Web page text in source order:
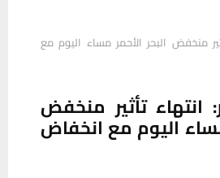
منخفض البحر الأحمر مساء اليوم مع
انتهاء تأثير منخفض
مساء اليوم مع انخفاض